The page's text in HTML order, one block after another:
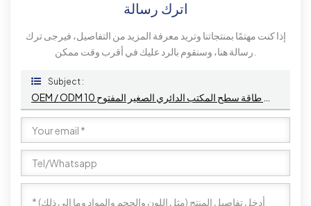
اترك رسالة
إذا كنت مهتمًا بمنتجاتنا وتريد معرفة المزيد من التفاصيل، فيرجى ترك
Subject :